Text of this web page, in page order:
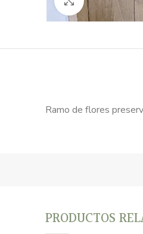
Ramo de flores
PRODUCTOS